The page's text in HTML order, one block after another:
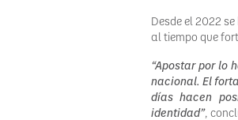
Desde el 2022
al tiempo que
“Apostar por lo
nacional. El
días hacen
identidad”,